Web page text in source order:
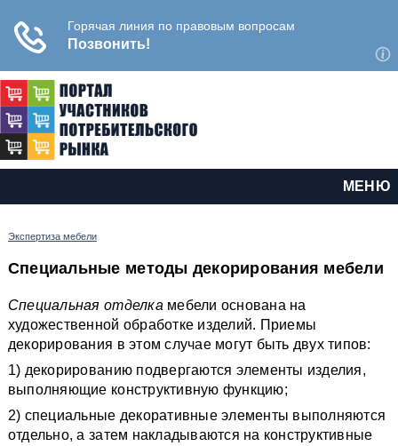
МЕНЮ
Экспертиза мебели
Специальные методы декорирования мебели
Специальная отделка мебели основана на
художественной обработке изделий. Приемы
декорирования в этом случае могут быть двух типов:
1) декорированию подвергаются элементы изделия,
выполняющие конструктивную функцию;
2) специальные декоративные элементы выполняются
отдельно, а затем накладываются на конструктивные